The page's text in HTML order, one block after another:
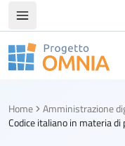
Apri/chiudi menù di
Progetto Omnia
Home
Amministrazione